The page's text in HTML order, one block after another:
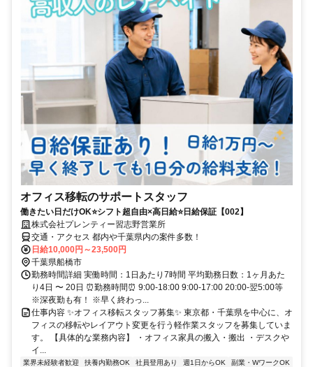
オフィス移転のサポートスタッフ
働きたい日だけOK⭐シフト超自由×高日給⭐日給保証【002】
株式会社プレンティー習志野営業所
交通・アクセス 都内や千葉県内の案件多数！
日給10,000円～23,500円
千葉県船橋市
勤務時間詳細 実働時間：1日あたり7時間 平均勤務日数：1ヶ月あた
り4日 〜 20日 ⏰勤務時間⏰ 9:00-18:00 9:00-17:00 20:00-翌5:00等
※深夜勤も有！ ※早く終わっ...
仕事内容 ✨オフィス移転スタッフ募集✨ 東京都・千葉県を中心に、オ
フィスの移転やレイアウト変更を行う軽作業スタッフを募集していま
す。 【具体的な業務内容】 ・オフィス家具の搬入・搬出 ・デスクや
イ...
業界未経験者歓迎 扶養内勤務OK 社員登用あり 週1日からOK
副業・WワークOK